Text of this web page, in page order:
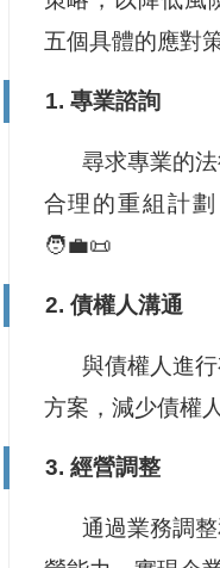
五個具體的應對策
1. 專業諮詢
尋求專業的
合理的重組計
🧑‍💼📜
2. 債權人溝通
與債權人進
方案，減少債權
3. 經營調整
通過業務調